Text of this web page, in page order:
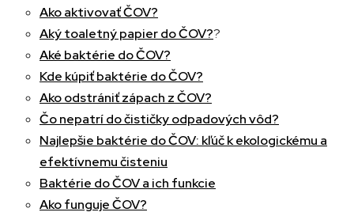
Ako aktivovať ČOV?
Aký toaletný papier do ČOV??
Aké baktérie do ČOV?
Kde kúpiť baktérie do ČOV?
Ako odstrániť zápach z ČOV?
Čo nepatrí do čističky odpadových vôd?
Najlepšie baktérie do ČOV: kľúč k ekologickému a
efektívnemu čisteniu
Baktérie do ČOV a ich funkcie
Ako funguje ČOV?